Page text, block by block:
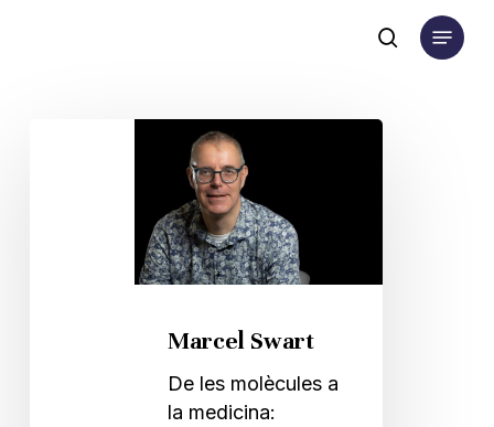
search
Menu
Marcel Swart
De les molècules a
la medicina: